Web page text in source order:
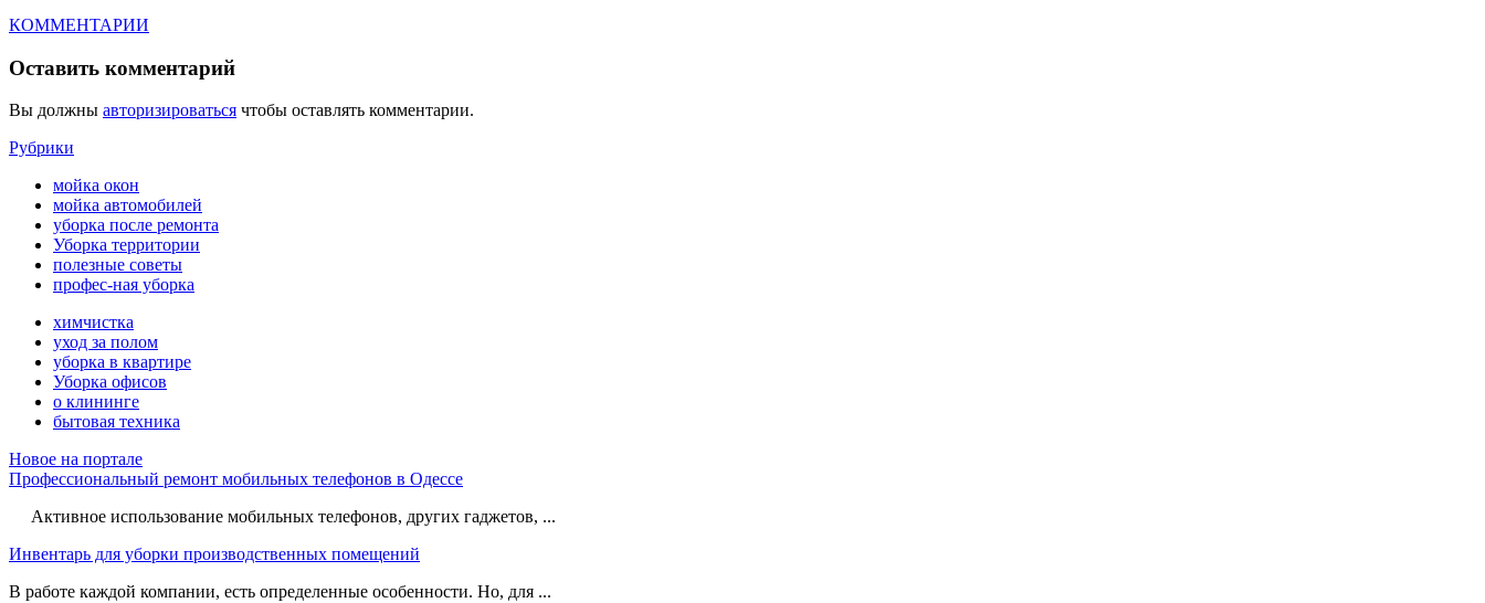
КОММЕНТАРИИ
Оставить комментарий
Вы должны авторизироваться чтобы оставлять комментарии.
Рубрики
мойка окон
мойка автомобилей
уборка после ремонта
Уборка территории
полезные советы
профес-ная уборка
химчистка
уход за полом
уборка в квартире
Уборка офисов
о клининге
бытовая техника
Новое на портале
Профессиональный ремонт мобильных телефонов в Одессе
Активное использование мобильных телефонов, других гаджетов, ...
Инвентарь для уборки производственных помещений
В работе каждой компании, есть определенные особенности. Но, для ...